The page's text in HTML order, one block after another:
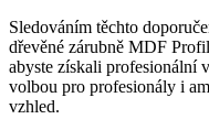
Sledováním těchto
dřevěné zárubně MDF
abyste získali profesionální
volbou pro profesionály i
vzhled.